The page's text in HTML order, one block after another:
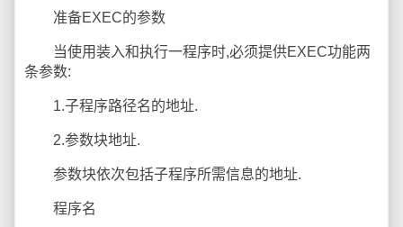
准备EXEC的参数
当使用装入和执行一程序时,必须提供EXEC功能两
条参数:
1.子程序路径名的地址.
2.参数块地址.
参数块依次包括子程序所需信息的地址.
程序名